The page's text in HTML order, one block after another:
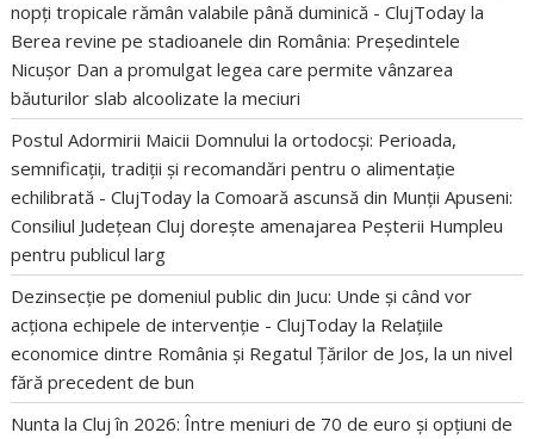
nopți tropicale rămân valabile până duminică - ClujToday la
Berea revine pe stadioanele din România: Președintele
Nicușor Dan a promulgat legea care permite vânzarea
băuturilor slab alcoolizate la meciuri
Postul Adormirii Maicii Domnului la ortodocși: Perioada,
semnificații, tradiții și recomandări pentru o alimentație
echilibrată - ClujToday laComoară ascunsă din Munții Apuseni:
Consiliul Județean Cluj dorește amenajarea Peșterii Humpleu
pentru publicul larg
Dezinsecție pe domeniul public din Jucu: Unde și când vor
acționa echipele de intervenție - ClujToday la Relațiile
economice dintre România și Regatul Țărilor de Jos, la un nivel
fără precedent de bun
Nunta la Cluj în 2026: Între meniuri de 70 de euro și opțiuni de